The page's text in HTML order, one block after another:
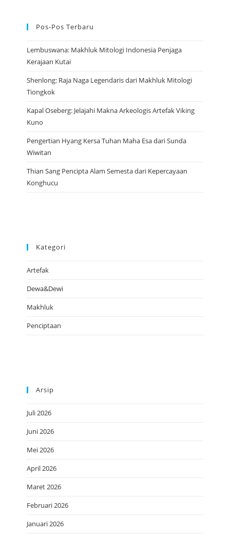
Pos-Pos Terbaru
Lembuswana: Makhluk Mitologi Indonesia Penjaga
Kerajaan Kutai
Shenlong: Raja Naga Legendaris dari Makhluk Mitologi
Tiongkok
Kapal Oseberg: Jelajahi Makna Arkeologis Artefak Viking
Kuno
Pengertian Hyang Kersa Tuhan Maha Esa dari Sunda
Wiwitan
Thian Sang Pencipta Alam Semesta dari Kepercayaan
Konghucu
Kategori
Artefak
Dewa&Dewi
Makhluk
Penciptaan
Arsip
Juli 2026
Juni 2026
Mei 2026
April 2026
Maret 2026
Februari 2026
Januari 2026